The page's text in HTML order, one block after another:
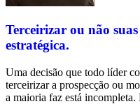
Terceirizar ou não
estratégica.
Uma decisão que todo líder
terceirizar a prospecção ou
a maioria faz está